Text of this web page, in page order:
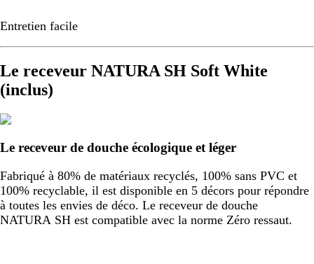
Entretien facile
Le receveur NATURA SH Soft White
(inclus)
Le receveur de douche écologique et léger
Fabriqué à 80% de matériaux recyclés, 100% sans PVC et
100% recyclable, il est disponible en 5 décors pour répondre
à toutes les envies de déco. Le receveur de douche
NATURA SH est compatible avec la norme Zéro ressaut.